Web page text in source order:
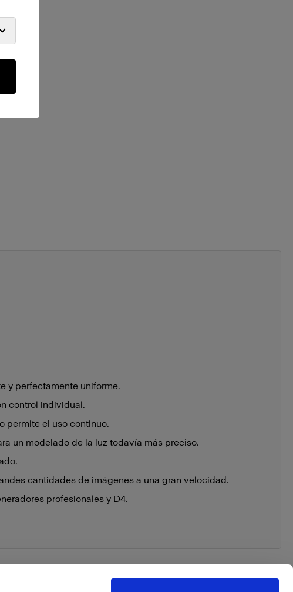
y perfectamente uniforme.
control individual.
permite el uso continuo.
un modelado de la luz todavía más preciso.
cantidades de imágenes a una gran velocidad.
profesionales y D4.